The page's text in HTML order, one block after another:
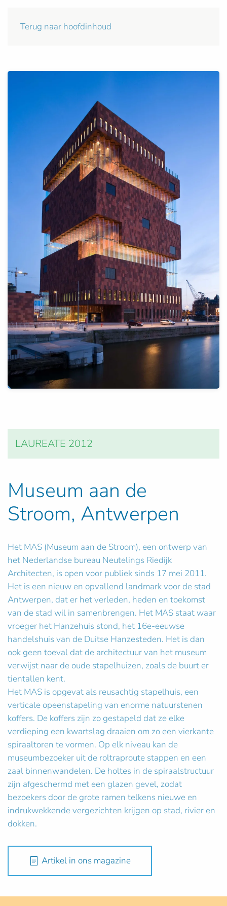
Terug naar hoofdinhoud
LAUREATE 2012
Museum aan de
Stroom, Antwerpen
Het MAS (Museum aan de Stroom), een ontwerp van
het Nederlandse bureau Neutelings Riedijk
Architecten, is open voor publiek sinds 17 mei 2011.
Het is een nieuw en opvallend landmark voor de stad
Antwerpen, dat er het verleden, heden en toekomst
van de stad wil in samenbrengen. Het MAS staat waar
vroeger het Hanzehuis stond, het 16e-eeuwse
handelshuis van de Duitse Hanzesteden. Het is dan
ook geen toeval dat de architectuur van het museum
verwijst naar de oude stapelhuizen, zoals de buurt er
tientallen kent.
Het MAS is opgevat als reusachtig stapelhuis, een
verticale opeenstapeling van enorme natuurstenen
koffers. De koffers zijn zo gestapeld dat ze elke
verdieping een kwartslag draaien om zo een vierkante
spiraaltoren te vormen. Op elk niveau kan de
museumbezoeker uit de roltraproute stappen en een
zaal binnenwandelen. De holtes in de spiraalstructuur
zijn afgeschermd met een glazen gevel, zodat
bezoekers door de grote ramen telkens nieuwe en
indrukwekkende vergezichten krijgen op stad, rivier en
dokken.
Artikel in ons magazine